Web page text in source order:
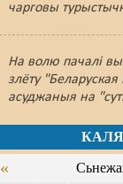
чарговы
На волю пачалі
злёту "Беларуская
асуджаныя на
«